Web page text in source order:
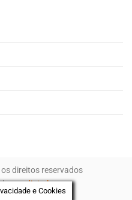
direitos reservados
pordigitalgreen
e Cookies